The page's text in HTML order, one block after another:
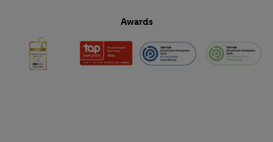
Awards